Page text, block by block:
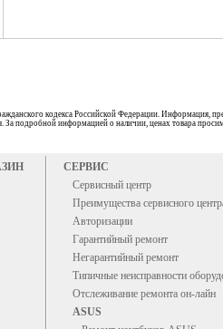
кодекса Российской Федерации. Информация,
подробной информацией о наличии, ценах товара
СЕРВИС
Сервисный центр
Преимущества сервисного
Авторизации
Гарантийный ремонт
Негарантийный ремонт
Типичные неисправности
Отслеживание ремонта он-лайн
ASUS